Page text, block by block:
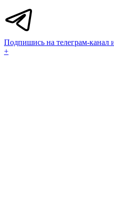
Подпишись на телеграм-канал
+